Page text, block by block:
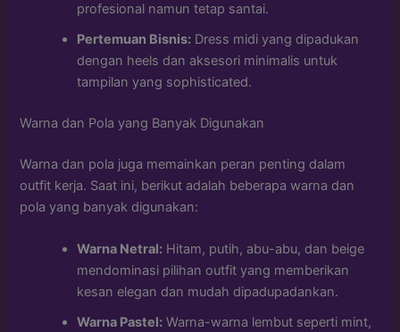
profesional namun tetap santai.
Pertemuan Bisnis: Dress midi yang dipadukan
dengan heels dan aksesori minimalis untuk
tampilan yang sophisticated.
Warna dan Pola yang Banyak Digunakan
Warna dan pola juga memainkan peran penting dalam
outfit kerja. Saat ini, berikut adalah beberapa warna dan
pola yang banyak digunakan:
Warna Netral: Hitam, putih, abu-abu, dan beige
mendominasi pilihan outfit yang memberikan
kesan elegan dan mudah dipadupadankan.
Warna Pastel: Warna-warna lembut seperti mint,